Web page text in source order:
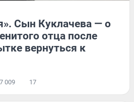
Сын Куклачева — о
отца после
вернуться к
7 009 17